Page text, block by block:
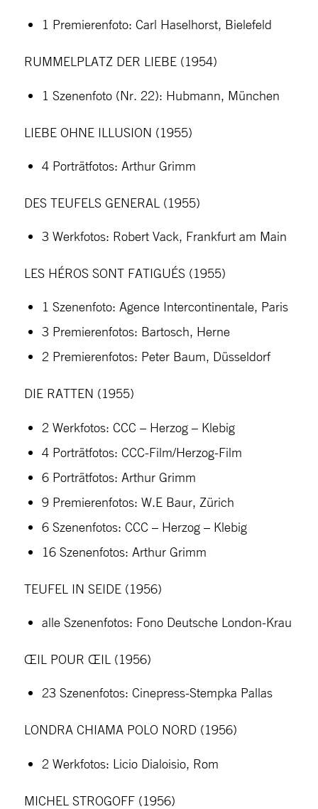
1 Premierenfoto: Carl Haselhorst, Bielefeld
RUMMELPLATZ DER LIEBE (1954)
1 Szenenfoto (Nr. 22): Hubmann, München
LIEBE OHNE ILLUSION (1955)
4 Porträtfotos: Arthur Grimm
DES TEUFELS GENERAL (1955)
3 Werkfotos: Robert Vack, Frankfurt am Main
LES HÉROS SONT FATIGUÉS (1955)
1 Szenenfoto: Agence Intercontinentale, Paris
3 Premierenfotos: Bartosch, Herne
2 Premierenfotos: Peter Baum, Düsseldorf
DIE RATTEN (1955)
2 Werkfotos: CCC – Herzog – Klebig
4 Porträtfotos: CCC-Film/Herzog-Film
6 Porträtfotos: Arthur Grimm
9 Premierenfotos: W.E Baur, Zürich
6 Szenenfotos: CCC – Herzog – Klebig
16 Szenenfotos: Arthur Grimm
TEUFEL IN SEIDE (1956)
alle Szenenfotos: Fono Deutsche London-Krau
ŒIL POUR ŒIL (1956)
23 Szenenfotos: Cinepress-Stempka Pallas
LONDRA CHIAMA POLO NORD (1956)
2 Werkfotos: Licio Dialoisio, Rom
MICHEL STROGOFF (1956)